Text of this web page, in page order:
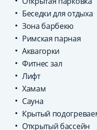
Беседки для отдыха
Зона барбекю
Римская парная
Аквагорки
Фитнес зал
Лифт
Хамам
Сауна
Крытый
Открытый бассейн